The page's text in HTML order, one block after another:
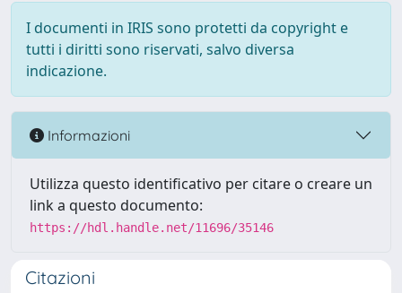
I documenti in IRIS sono protetti da copyright e
tutti i diritti sono riservati, salvo diversa
indicazione.
Informazioni
Utilizza questo identificativo per citare o creare un
link a questo documento:
https://hdl.handle.net/11696/35146
Citazioni